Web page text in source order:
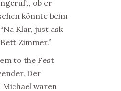
ob er
könnte beim
Klar, just ask
Zimmer.”
to the Fest
Der
Michael waren